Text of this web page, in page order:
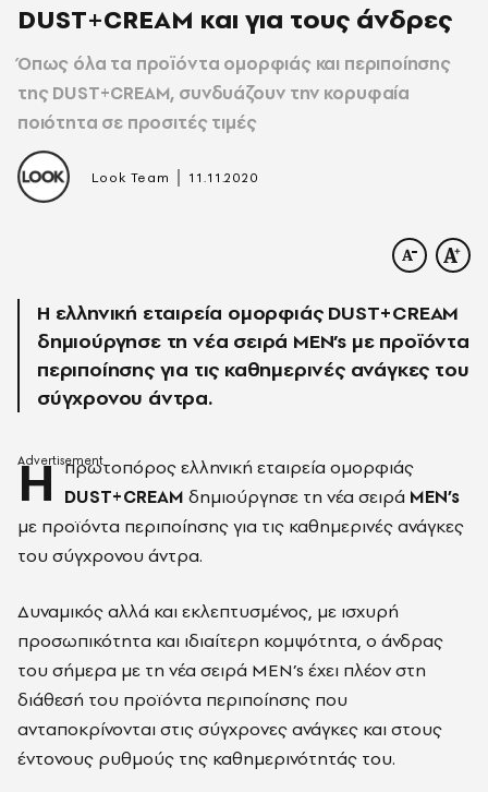
DUST+CREAM και για τους άνδρες
Όπως όλα τα προϊόντα ομορφιάς και περιποίησης
της DUST+CREAM, συνδυάζουν την κορυφαία
ποιότητα σε προσιτές τιμές
Look Team 11.11.2020
Η ελληνική εταιρεία ομορφιάς DUST+CREAM
δημιούργησε τη νέα σειρά MEN’s με προϊόντα
περιποίησης για τις καθημερινές ανάγκες του
σύγχρονου άντρα.
Η πρωτοπόρος ελληνική εταιρεία ομορφιάς
DUST+CREAM δημιούργησε τη νέα σειρά MEN’s
με προϊόντα περιποίησης για τις καθημερινές ανάγκες
του σύγχρονου άντρα.
Δυναμικός αλλά και εκλεπτυσμένος, με ισχυρή
προσωπικότητα και ιδιαίτερη κομψότητα, ο άνδρας
του σήμερα με τη νέα σειρά MEN’s έχει πλέον στη
διάθεσή του προϊόντα περιποίησης που
ανταποκρίνονται στις σύγχρονες ανάγκες και στους
έντονους ρυθμούς της καθημερινότητάς του.